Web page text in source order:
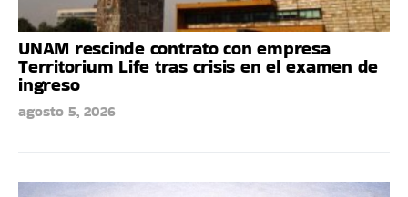
UNAM rescinde contrato con empresa
Territorium Life tras crisis en el examen de
ingreso
agosto 5, 2026